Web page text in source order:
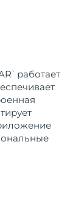
™
работает